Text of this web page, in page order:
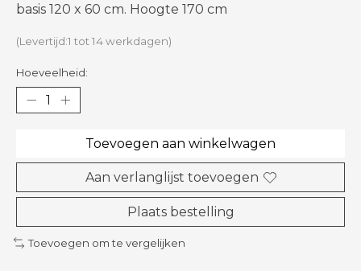
basis 120 x 60 cm. Hoogte 170 cm
(Levertijd:1 tot 14 werkdagen)
Hoeveelheid:
Toevoegen aan winkelwagen
Aan verlanglijst toevoegen
Plaats bestelling
Toevoegen om te vergelijken